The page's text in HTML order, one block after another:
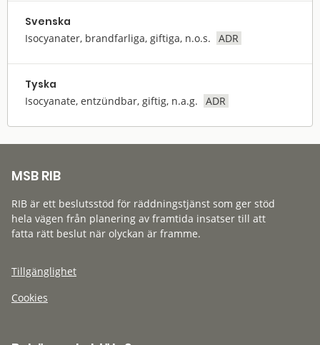
Svenska
Isocyanater, brandfarliga, giftiga, n.o.s. ADR
Tyska
Isocyanate, entzündbar, giftig, n.a.g. ADR
MSB RIB
RIB är ett beslutsstöd för räddningstjänst som ger stöd
hela vägen från planering av framtida insatser till att
fatta rätt beslut när olyckan är framme.
Tillgänglighet
Cookies